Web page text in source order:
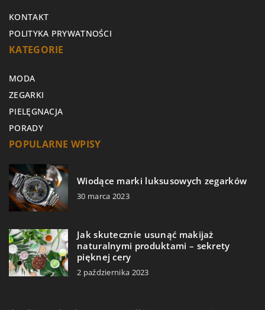
KONTAKT
POLITYKA PRYWATNOŚCI
KATEGORIE
MODA
ZEGARKI
PIELĘGNACJA
PORADY
POPULARNE WPISY
Wiodące marki luksusowych zegarków
30 marca 2023
Jak skutecznie usunąć makijaż
naturalnymi produktami – sekrety
pięknej cery
2 października 2023